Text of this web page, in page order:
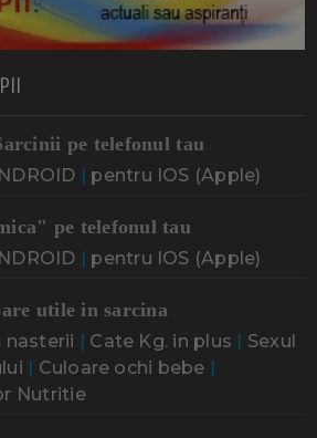
pe telefonul tau
| pentru IOS (Apple)
pe telefonul tau
| pentru IOS (Apple)
utile in sarcina
nasterii | Cate Kg. in plus | Sexul
| Culoare ochi bebe |
Nutritie